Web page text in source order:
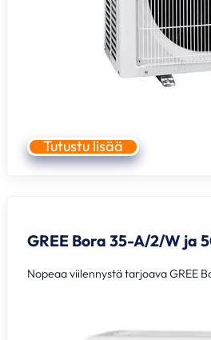
Tutustu lisää
GREE Bora 35-A/2/W ja
Nopeaa viilennystä tarjoava GREE